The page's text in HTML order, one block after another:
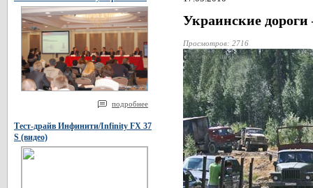
подробнее
Тест-драйв Инфинити/Infinity FX 37
S (видео)
Украинские дороги
Просмотров: 2716